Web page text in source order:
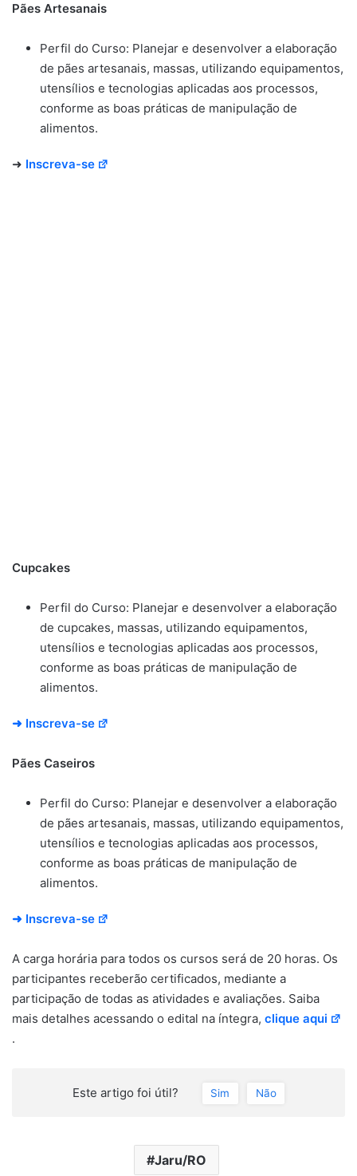
Pães Artesanais
Perfil do Curso: Planejar e desenvolver a elaboração
de pães artesanais, massas, utilizando equipamentos,
utensílios e tecnologias aplicadas aos processos,
conforme as boas práticas de manipulação de
alimentos.
➜ Inscreva-se
Cupcakes
Perfil do Curso: Planejar e desenvolver a elaboração
de cupcakes, massas, utilizando equipamentos,
utensílios e tecnologias aplicadas aos processos,
conforme as boas práticas de manipulação de
alimentos.
➜ Inscreva-se
Pães Caseiros
Perfil do Curso: Planejar e desenvolver a elaboração
de pães artesanais, massas, utilizando equipamentos,
utensílios e tecnologias aplicadas aos processos,
conforme as boas práticas de manipulação de
alimentos.
➜ Inscreva-se
A carga horária para todos os cursos será de 20 horas. Os
participantes receberão certificados, mediante a
participação de todas as atividades e avaliações. Saiba
mais detalhes acessando o edital na íntegra, clique aqui
.
Este artigo foi útil? Sim Não
Jaru/RO